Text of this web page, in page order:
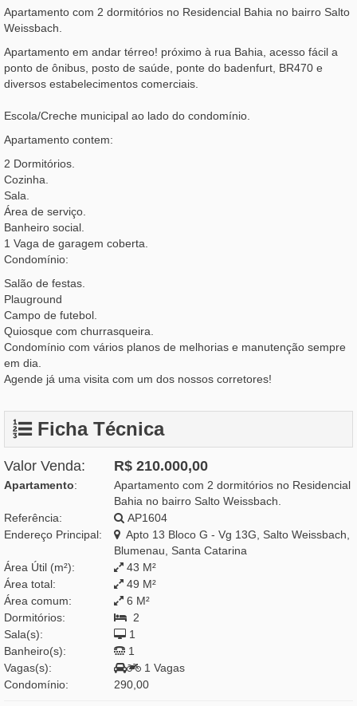
Apartamento com 2 dormitórios no Residencial Bahia no bairro Salto
Weissbach.
Apartamento em andar térreo! próximo à rua Bahia, acesso fácil a
ponto de ônibus, posto de saúde, ponte do badenfurt, BR470 e
diversos estabelecimentos comerciais.
Escola/Creche municipal ao lado do condomínio.
Apartamento contem:
2 Dormitórios.
Cozinha.
Sala.
Área de serviço.
Banheiro social.
1 Vaga de garagem coberta.
Condomínio:
Salão de festas.
Plauground
Campo de futebol.
Quiosque com churrasqueira.
Condomínio com vários planos de melhorias e manutenção sempre
em dia.
Agende já uma visita com um dos nossos corretores!
Ficha Técnica
Valor Venda: R$ 210.000,00
Apartamento:
Apartamento com 2 dormitórios no Residencial
Bahia no bairro Salto Weissbach.
Referência:
AP1604
Endereço Principal:
Apto 13 Bloco G - Vg 13G, Salto Weissbach,
Blumenau, Santa Catarina
Área Útil (m²):
43 M²
Área total:
49 M²
Área comum:
6 M²
Dormitórios:
2
Sala(s):
1
Banheiro(s):
1
Vagas(s):
1 Vagas
Condomínio:
290,00